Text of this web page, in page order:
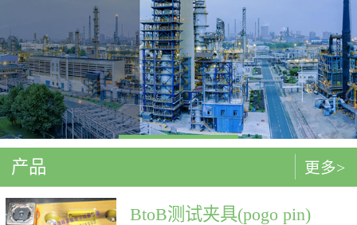
产品
BtoB测试夹具(pogo pin)
更多>